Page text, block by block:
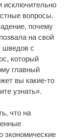
исключительно
вопросы.
почему
на свой
шведов с
который
главный
вы какие-то
узнать».
что на
экономические